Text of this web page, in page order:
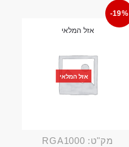
-19%
אזל המלאי
אזל המלאי
מק"ט: RGA1000